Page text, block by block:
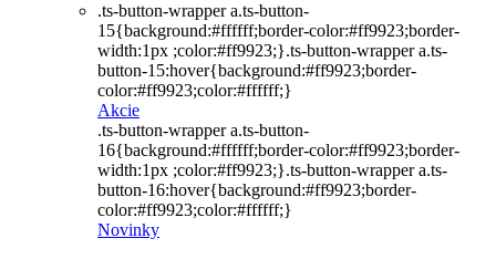
.ts-button-wrapper a.ts-button-
15{background:#ffffff;border-color:#ff9923;border-
width:1px ;color:#ff9923;}.ts-button-wrapper a.ts-
button-15:hover{background:#ff9923;border-
color:#ff9923;color:#ffffff;}
Akcie
.ts-button-wrapper a.ts-button-
16{background:#ffffff;border-color:#ff9923;border-
width:1px ;color:#ff9923;}.ts-button-wrapper a.ts-
button-16:hover{background:#ff9923;border-
color:#ff9923;color:#ffffff;}
Novinky